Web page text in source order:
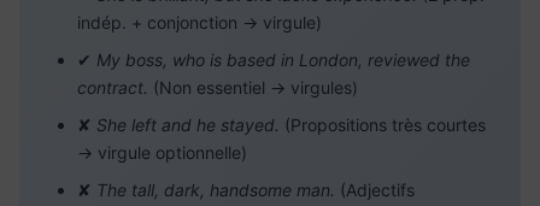
indép. + conjonction → virgule)
✔ My boss, who is based in London, reviewed the
contract. (Non essentiel → virgules)
✘ She left and he stayed. (Propositions très courtes
→ virgule optionnelle)
✘ The tall, dark, handsome man. (Adjectifs